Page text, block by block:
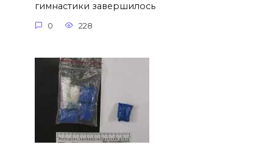
гимнастики завершилось
0 228